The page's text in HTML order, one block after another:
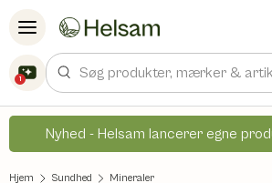
Spring til indhold
1
Søg
Nyhed - Helsam lancerer egne
Hjem Sundhed Mineraler